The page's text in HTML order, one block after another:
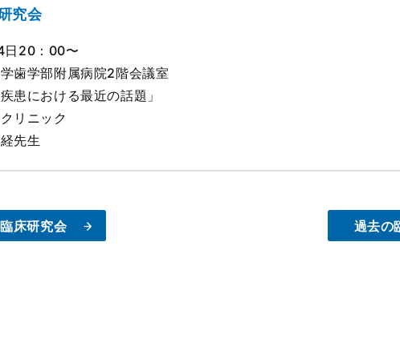
究会
日20：00〜
歯学部附属病院2階会議室
患における最近の話題」
リニック
先生
床研究会 過去の